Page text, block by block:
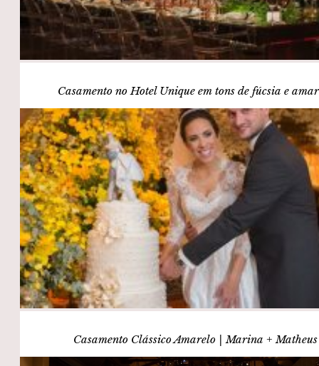
Casamento no Hotel Unique em tons de fúcsia e
Casamento Clássico Amarelo | Marina + Matheus